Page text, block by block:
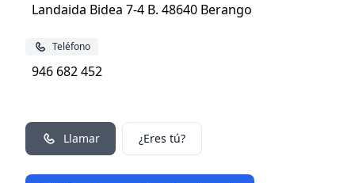
Landaida Bidea 7-4 B. 48640 Berango
Teléfono
946 682 452
Llamar ¿Eres tú?